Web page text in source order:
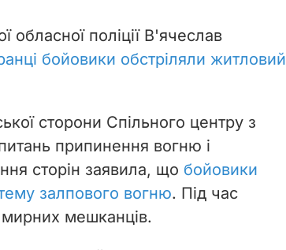
обласної поліції В'ячеслав
бойовики обстріляли житловий
сторони Спільного центру з
припинення вогню і
сторін заявила, що бойовики
залпового вогню. Під час
мирних мешканців.